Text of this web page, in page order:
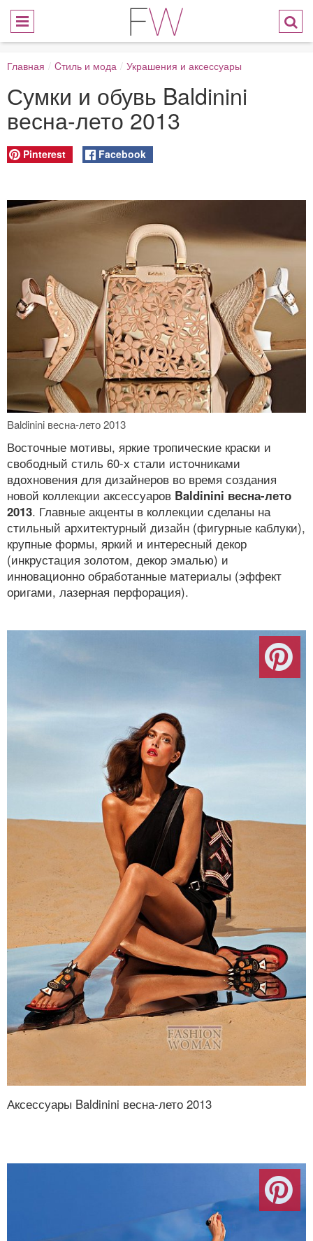
Главная / Cтиль и мода / Украшения и аксессуары
Сумки и обувь Baldinini
весна-лето 2013
Pinterest Facebook
Baldinini весна-лето 2013
Восточные мотивы, яркие тропические краски и
свободный стиль 60-х стали источниками
вдохновения для дизайнеров во время создания
новой коллекции аксессуаров Baldinini весна-лето
2013. Главные акценты в коллекции сделаны на
стильный архитектурный дизайн (фигурные каблуки),
крупные формы, яркий и интересный декор
(инкрустация золотом, декор эмалью) и
инновационно обработанные материалы (эффект
оригами, лазерная перфорация).
Аксессуары Baldinini весна-лето 2013